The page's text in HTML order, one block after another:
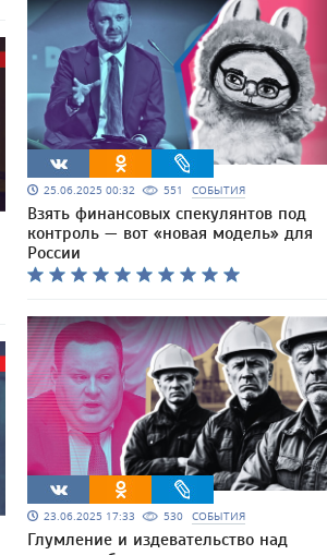
25.06.2025 00:32 551 СОБЫТИЯ
Взять финансовых спекулянтов под
контроль — вот «новая модель» для
России
23.06.2025 17:33 530 СОБЫТИЯ
Глумление и издевательство над